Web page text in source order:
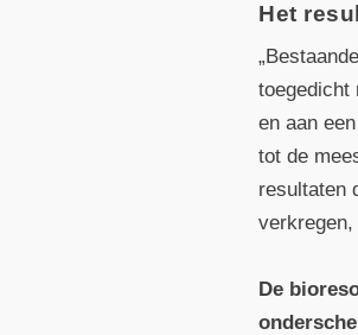
Het
toegedicht
en aan
tot de
resultaten
De